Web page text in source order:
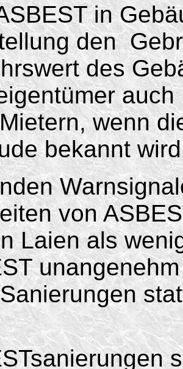
in
den
des
wenn
bekannt
von
Laien als